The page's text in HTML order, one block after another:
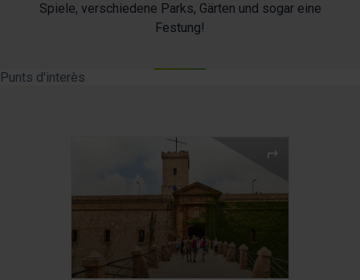
Spiele, verschiedene Parks, Gärten und sogar eine
Festung!
Punts d'interès